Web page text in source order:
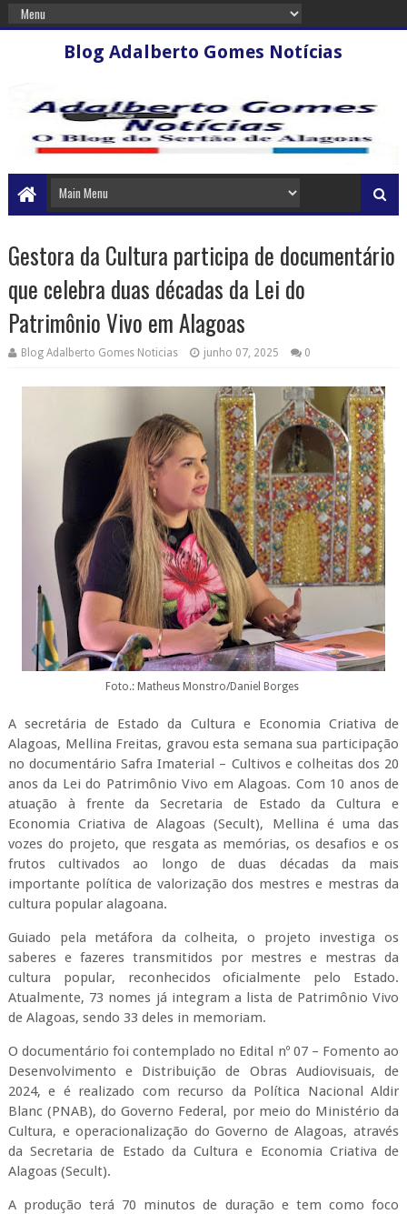
Blog Adalberto Gomes Notícias
Gestora da Cultura participa de documentário
que celebra duas décadas da Lei do
Patrimônio Vivo em Alagoas
Blog Adalberto Gomes Noticias junho 07, 2025 0
Foto.: Matheus Monstro/Daniel Borges
A secretária de Estado da Cultura e Economia Criativa de
Alagoas, Mellina Freitas, gravou esta semana sua participação
no documentário Safra Imaterial – Cultivos e colheitas dos 20
anos da Lei do Patrimônio Vivo em Alagoas. Com 10 anos de
atuação à frente da Secretaria de Estado da Cultura e
Economia Criativa de Alagoas (Secult), Mellina é uma das
vozes do projeto, que resgata as memórias, os desafios e os
frutos cultivados ao longo de duas décadas da mais
importante política de valorização dos mestres e mestras da
cultura popular alagoana.
Guiado pela metáfora da colheita, o projeto investiga os
saberes e fazeres transmitidos por mestres e mestras da
cultura popular, reconhecidos oficialmente pelo Estado.
Atualmente, 73 nomes já integram a lista de Patrimônio Vivo
de Alagoas, sendo 33 deles in memoriam.
O documentário foi contemplado no Edital nº 07 – Fomento ao
Desenvolvimento e Distribuição de Obras Audiovisuais, de
2024, e é realizado com recurso da Política Nacional Aldir
Blanc (PNAB), do Governo Federal, por meio do Ministério da
Cultura, e operacionalização do Governo de Alagoas, através
da Secretaria de Estado da Cultura e Economia Criativa de
Alagoas (Secult).
A produção terá 70 minutos de duração e tem como foco